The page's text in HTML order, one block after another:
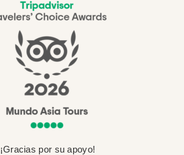
¡Gracias por su apoyo!